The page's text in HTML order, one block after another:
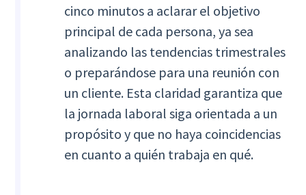
cinco minutos a aclarar el objetivo
principal de cada persona, ya sea
analizando las tendencias trimestrales
o preparándose para una reunión con
un cliente. Esta claridad garantiza que
la jornada laboral siga orientada a un
propósito y que no haya coincidencias
en cuanto a quién trabaja en qué.